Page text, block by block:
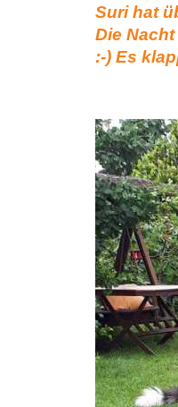
Suri hat
Die
:-) Es